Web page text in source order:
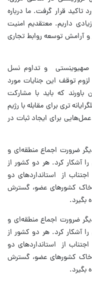
تاکید قرار گرفت. ما درباره
داریم. معتقدیم امنیت
آرامش توسعه روابط تجاری
صهیوینستی و تداوم نسل
توقف این جنایات مورد
که باید با مشارکت
تری برای مقابله با رژیم
برای ایجاد ثبات در
ضرورت اجماع منطقه‌ای و
را آشکار کرد. هر دو کشور از
از استانداردهای دو
خاک کشورهای عضو، گسترش
بگیرد.
ضرورت اجماع منطقه‌ای و
را آشکار کرد. هر دو کشور از
از استانداردهای دو
خاک کشورهای عضو، گسترش
بگیرد.